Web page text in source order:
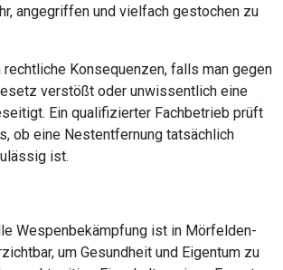
angegriffen und vielfach gestochen zu
rechtliche Konsequenzen, falls man gegen
verstößt oder unwissentlich eine
Ein qualifizierter Fachbetrieb prüft
ob eine Nestentfernung tatsächlich
ist.
Wespenbekämpfung ist in Mörfelden-
um Gesundheit und Eigentum zu